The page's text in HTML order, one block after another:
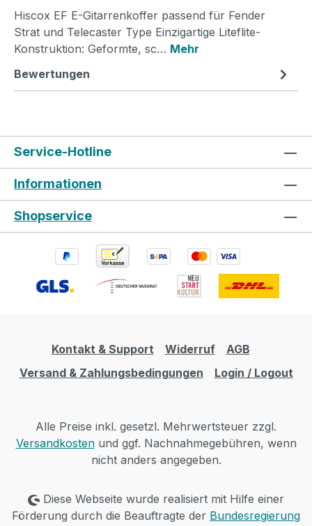
Hiscox EF E-Gitarrenkoffer passend für Fender
Strat und Telecaster Type Einzigartige Liteflite-
Konstruktion: Geformte, sc… Mehr
Bewertungen
Service-Hotline
Informationen
Shopservice
Kontakt & Support Widerruf
AGB
Versand & Zahlungsbedingungen
Login / Logout
Alle Preise inkl. gesetzl. Mehrwertsteuer zzgl.
Versandkostenund ggf. Nachnahmegebühren, wenn
nicht anders angegeben.
Diese Webseite wurde realisiert mit Hilfe einer
Förderung durch die Beauftragte der Bundesregierung